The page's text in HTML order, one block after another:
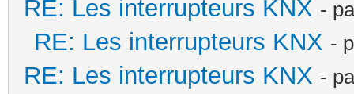
RE: Les interrupteurs KNX -
RE: Les interrupteurs KNX -
RE: Les interrupteurs KNX -